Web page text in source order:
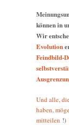
können in
Wir
Evolution
Feindbild-
Und alle,
haben,
mitteilen !)